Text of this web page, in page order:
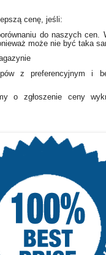
cenę, jeśli:
do naszych cen.
może nie być taka
z preferencyjnym i
o zgłoszenie ceny